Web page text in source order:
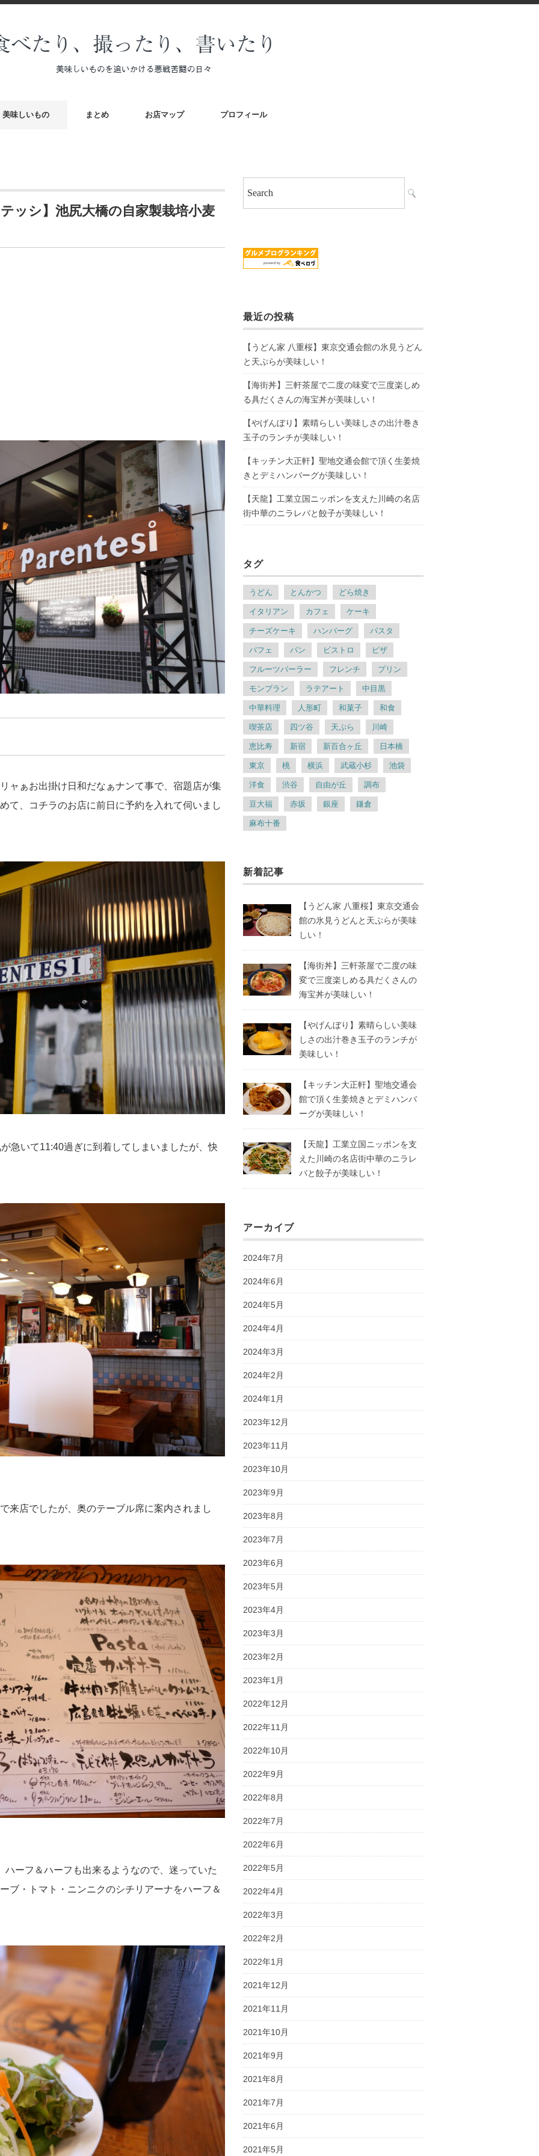
美味しいもの まとめ お店マップ プロフィール
ッシ】池尻大橋の自家製栽培小麦
ャぁお出掛け日和だなぁナンて事で、宿題店が集
て、コチラのお店に前日に予約を入れて伺いまし
急いて11:40過ぎに到着してしまいましたが、快
来店でしたが、奥のテーブル席に案内されまし
ーフ＆ハーフも出来るようなので、迷っていた
ブ・トマト・ニンニクのシチリアーナをハーフ＆
最近の投稿
【うどん家 八重桜】東京交通会館の氷見うどん
と天ぷらが美味しい！
【海街丼】三軒茶屋で二度の味変で三度楽しめ
る具だくさんの海宝丼が美味しい！
【やげんぼり】素晴らしい美味しさの出汁巻き
玉子のランチが美味しい！
【キッチン大正軒】聖地交通会館で頂く生姜焼
きとデミハンバーグが美味しい！
【天龍】工業立国ニッポンを支えた川崎の名店
街中華のニラレバと餃子が美味しい！
タグ
うどん とんかつ どら焼き
イタリアン カフェ ケーキ
チーズケーキ ハンバーグ パスタ
パフェ パン ビストロ ピザ
フルーツパーラー フレンチ プリン
モンブラン ラテアート 中目黒
中華料理 人形町 和菓子 和食
喫茶店 四ツ谷 天ぷら 川崎
恵比寿 新宿 新百合ヶ丘 日本橋
東京 桃 横浜 武蔵小杉 池袋
洋食 渋谷 自由が丘 調布
豆大福 赤坂 銀座 鎌倉
麻布十番
新着記事
【うどん家 八重桜】東京交通会
館の氷見うどんと天ぷらが美味
しい！
【海街丼】三軒茶屋で二度の味
変で三度楽しめる具だくさんの
海宝丼が美味しい！
【やげんぼり】素晴らしい美味
しさの出汁巻き玉子のランチが
美味しい！
【キッチン大正軒】聖地交通会
館で頂く生姜焼きとデミハンバ
ーグが美味しい！
【天龍】工業立国ニッポンを支
えた川崎の名店街中華のニラレ
バと餃子が美味しい！
アーカイブ
2024年7月
2024年6月
2024年5月
2024年4月
2024年3月
2024年2月
2024年1月
2023年12月
2023年11月
2023年10月
2023年9月
2023年8月
2023年7月
2023年6月
2023年5月
2023年4月
2023年3月
2023年2月
2023年1月
2022年12月
2022年11月
2022年10月
2022年9月
2022年8月
2022年7月
2022年6月
2022年5月
2022年4月
2022年3月
2022年2月
2022年1月
2021年12月
2021年11月
2021年10月
2021年9月
2021年8月
2021年7月
2021年6月
2021年5月